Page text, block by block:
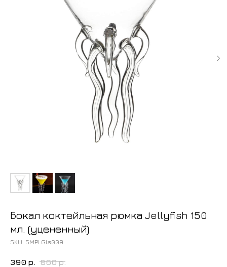
Бокал коктейльная рюмка Jellyfish 150
мл. (уцененный)
SKU: SMPLGls009
390 р. 860 р.